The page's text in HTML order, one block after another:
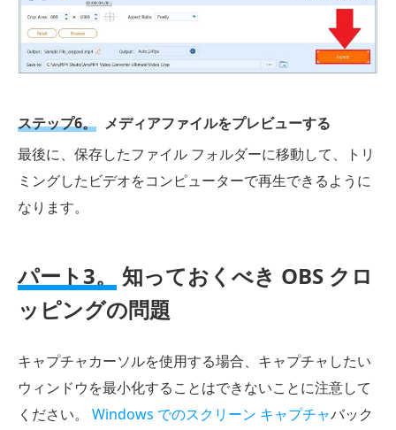
ステップ6。 メディアファイルをプレビューする
最後に、保存したファイル フォルダーに移動して、トリ
ミングしたビデオをコンピューターで再生できるように
なります。
パート3。
知っておくべき OBS クロ
ッピングの問題
キャプチャカーソルを使用する場合、キャプチャしたい
ウィンドウを最小化することはできないことに注意して
ください。 Windows でのスクリーン キャプチャバック